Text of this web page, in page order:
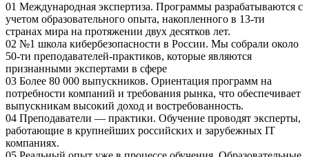
01 Международная экспертиза. Программы разрабатываются с
учетом образовательного опыта, накопленного в 13-ти
странах мира на протяжении двух десятков лет.
02 №1 школа кибербезопасности в России. Мы собрали около
50-ти преподавателей-практиков, которые являются
признанными экспертами в сфере
03 Более 80 000 выпускников. Ориентация программ на
потребности компаний и требования рынка, что обеспечивает
выпускникам высокий доход и востребованность.
04 Преподаватели — практики. Обучение проводят эксперты,
работающие в крупнейших российских и зарубежных IT
компаниях.